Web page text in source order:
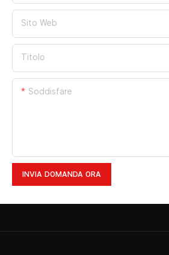
Sito Web
Titolo
Soddisfare
INVIA DOMANDA ORA